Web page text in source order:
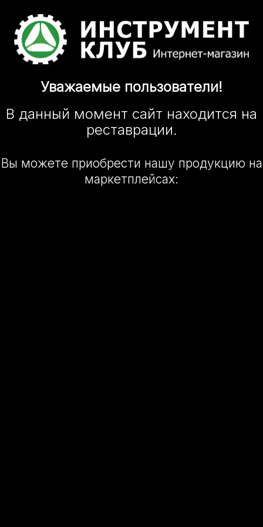
Уважаемые пользователи!
В данный момент сайт находится на
реставрации.
Вы можете приобрести нашу продукцию на
маркетплейсах: